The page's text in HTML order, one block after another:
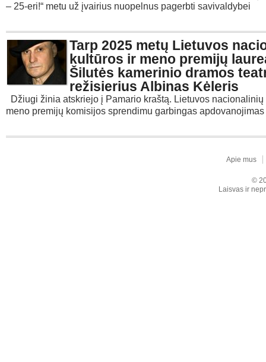
– 25-eri!“ metu už įvairius nuopelnus pagerbti savivaldybei
Tarp 2025 metų Lietuvos
kultūros ir meno premijų
Šilutės kamerinio dramos
režisierius Albinas Kėleris
Džiugi žinia atskriejo į Pamario kraštą. Lietuvos nacionalinių
meno premijų komisijos sprendimu garbingas
Apie mus
©
Laisvas ir